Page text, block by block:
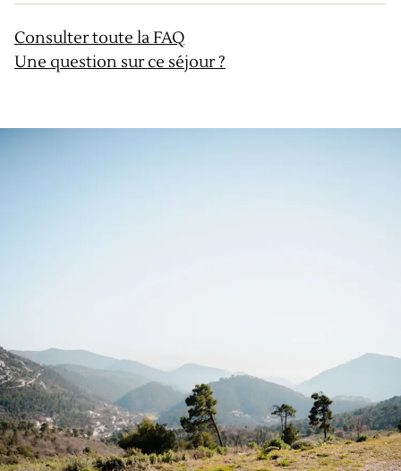
Consulter toute la FAQ
Une question sur ce séjour ?